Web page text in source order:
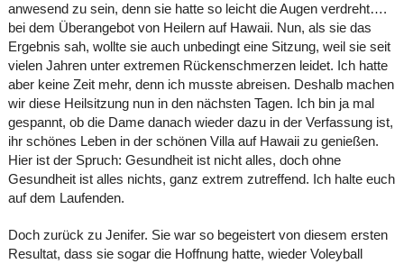
anwesend zu sein, denn sie hatte so leicht die Augen verdreht….
bei dem Überangebot von Heilern auf Hawaii. Nun, als sie das
Ergebnis sah, wollte sie auch unbedingt eine Sitzung, weil sie seit
vielen Jahren unter extremen Rückenschmerzen leidet. Ich hatte
aber keine Zeit mehr, denn ich musste abreisen. Deshalb machen
wir diese Heilsitzung nun in den nächsten Tagen. Ich bin ja mal
gespannt, ob die Dame danach wieder dazu in der Verfassung ist,
ihr schönes Leben in der schönen Villa auf Hawaii zu genießen.
Hier ist der Spruch: Gesundheit ist nicht alles, doch ohne
Gesundheit ist alles nichts, ganz extrem zutreffend. Ich halte euch
auf dem Laufenden.
Doch zurück zu Jenifer. Sie war so begeistert von diesem ersten
Resultat, dass sie sogar die Hoffnung hatte, wieder Voleyball